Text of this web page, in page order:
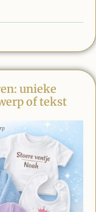
unieke
of tekst